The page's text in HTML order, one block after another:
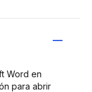
Word en
para abrir